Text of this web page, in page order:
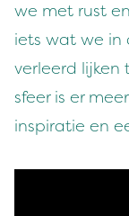
we met rust
iets wat we in
verleerd lijken
sfeer is er
inspiratie en